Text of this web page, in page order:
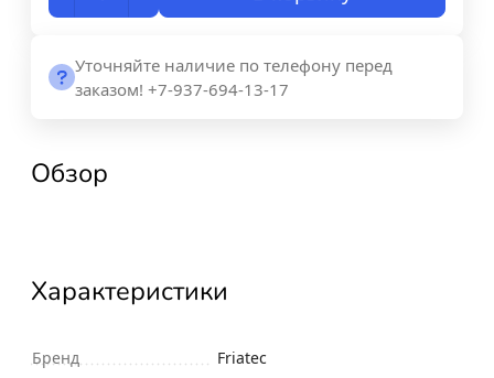
Уточняйте наличие по телефону перед
заказом! +7-937-694-13-17
Обзор
Характеристики
Бренд
Friatec